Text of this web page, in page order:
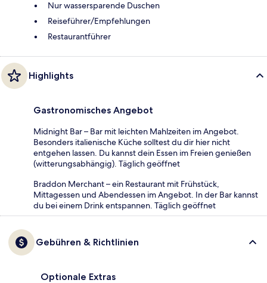
Nur wassersparende Duschen
Reiseführer/Empfehlungen
Restaurantführer
Highlights
Gastronomisches Angebot
Midnight Bar – Bar mit leichten Mahlzeiten im Angebot.
Besonders italienische Küche solltest du dir hier nicht
entgehen lassen. Du kannst dein Essen im Freien genießen
(witterungsabhängig). Täglich geöffnet
Braddon Merchant – ein Restaurant mit Frühstück,
Mittagessen und Abendessen im Angebot. In der Bar kannst
du bei einem Drink entspannen. Täglich geöffnet
Gebühren & Richtlinien
Optionale Extras